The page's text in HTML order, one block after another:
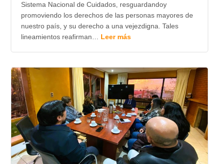
Sistema Nacional de Cuidados, resguardandoy
promoviendo los derechos de las personas mayores de
nuestro país, y su derecho a una vejezdigna. Tales
lineamientos reafirman… Leer más